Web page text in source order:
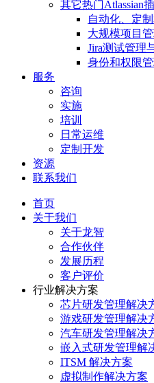
其它热门Atlassian
自动化、定
大规模项目管
Jira测试管理
身份和权限管
服务
咨询
实施
培训
日常运维
定制开发
资源
联系我们
首页
关于我们
关于龙智
合作伙伴
发展历程
客户评价
行业解决方案
芯片研发管理解决
游戏研发管理解决
汽车研发管理解决
嵌入式研发管理解
ITSM 解决方案
虚拟制作解决方案